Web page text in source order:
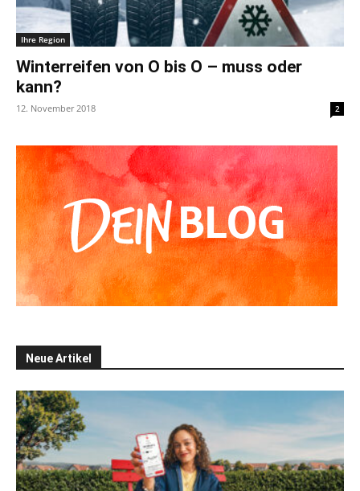
Ihre Region
Winterreifen von O bis O – muss oder
kann?
12. November 2018 2
Neue Artikel